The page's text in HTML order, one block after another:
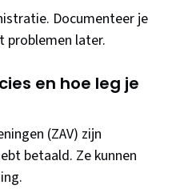
Documenteer je
problemen later.
en hoe leg je
(ZAV) zijn
betaald. Ze kunnen